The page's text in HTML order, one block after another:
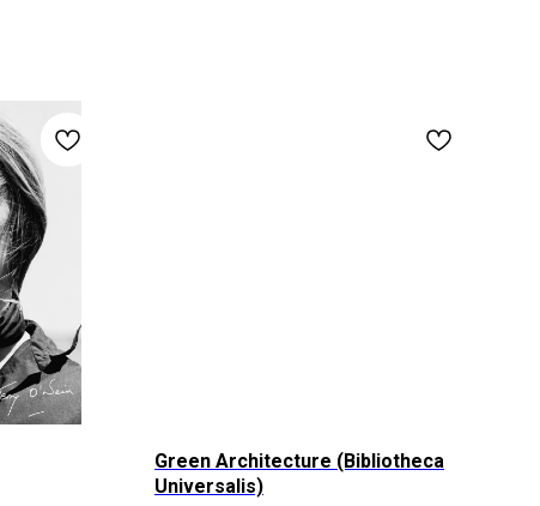
Green Architecture (Bibliotheca
Universalis)